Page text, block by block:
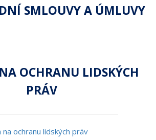
SMLOUVY A ÚMLUVY
OCHRANU LIDSKÝCH
PRÁV
na ochranu lidských práv